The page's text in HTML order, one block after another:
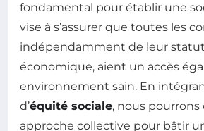
fondamental pour établir une
vise à s’assurer que toutes les
indépendamment de leur
économique, aient un accès
environnement sain. En
d’équité sociale, nous
approche collective pour bâtir